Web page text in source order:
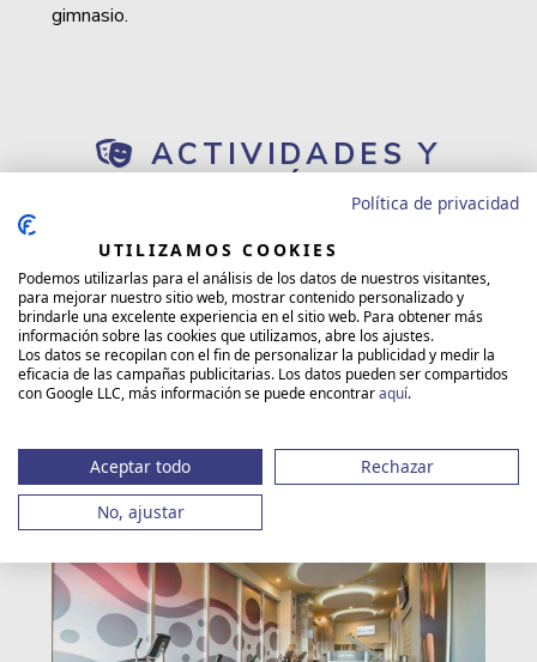
gimnasio.
ACTIVIDADES Y
ANIMACIÓN DEL
HOTEL RIU
PALACE CABO
SAN LUCAS
El hotel cuenta con un equipado gimnasio y además
en clases de baile, yoga y otros ejercicios que se
llevan a cabo en la playa o en las piscinas del hotel.
Política de privacidad
UTILIZAMOS COOKIES
Podemos utilizarlas para el análisis de los datos de nuestros visitantes,
para mejorar nuestro sitio web, mostrar contenido personalizado y
brindarle una excelente experiencia en el sitio web. Para obtener más
información sobre las cookies que utilizamos, abre los ajustes.
Los datos se recopilan con el fin de personalizar la publicidad y medir la
eficacia de las campañas publicitarias. Los datos pueden ser compartidos
con Google LLC, más información se puede encontraraquí.
Aceptar todo
Rechazar
No, ajustar